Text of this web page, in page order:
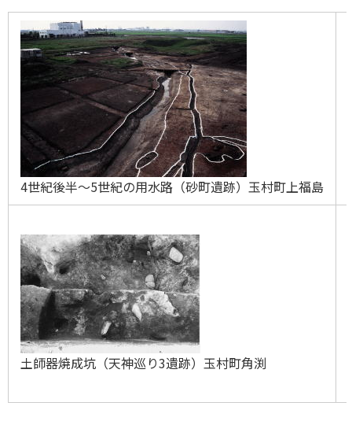
4世紀後半～5世紀の用水路（砂町遺跡）玉村町上福島
土師器焼成坑（天神巡り3遺跡）玉村町角渕